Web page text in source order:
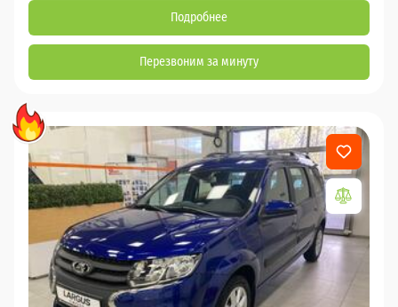
Подробнее
Перезвоним за минуту